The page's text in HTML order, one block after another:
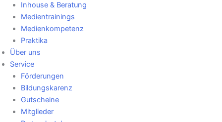
Inhouse & Beratung
Medientrainings
Medienkompetenz
Praktika
Über uns
Service
Förderungen
Bildungskarenz
Gutscheine
Mitglieder